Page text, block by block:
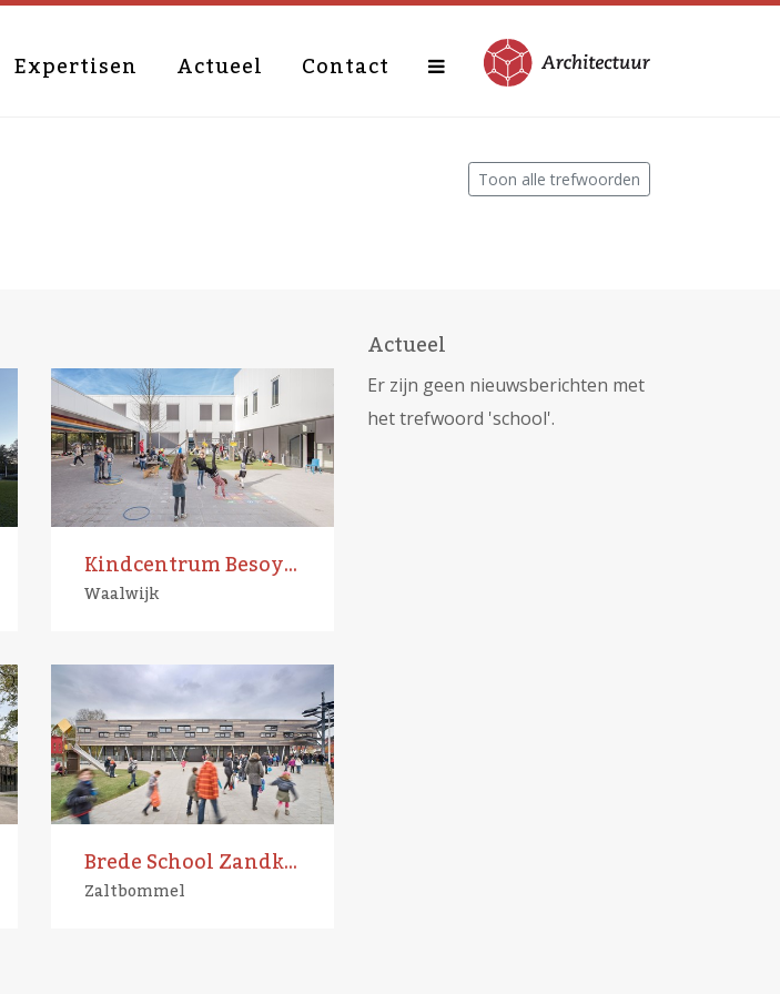
Expertisen Actueel Contact
Toon alle trefwoorden
Kindcentrum Besoyen
Waalwijk
Brede School Zandkampen
Zaltbommel
Actueel
Er zijn geen nieuwsberichten met
het trefwoord 'school'.